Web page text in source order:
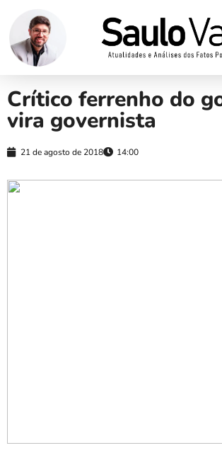
Crítico ferrenho do
vira governista
21 de agosto de 2018 14:00